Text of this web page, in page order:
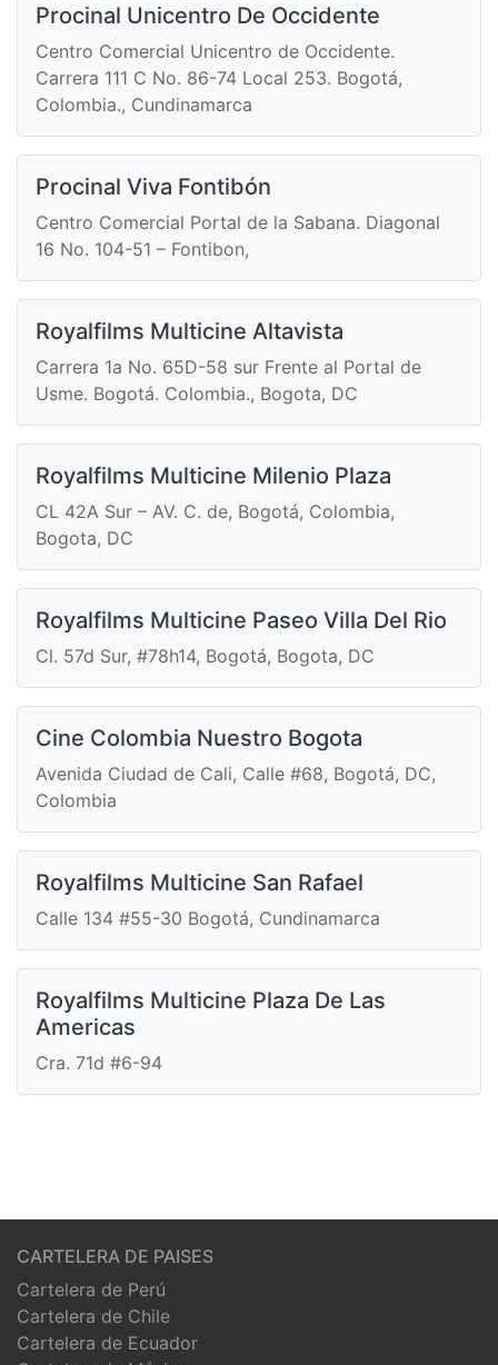
Procinal Unicentro De Occidente
Centro Comercial Unicentro de Occidente.
Carrera 111 C No. 86-74 Local 253. Bogotá,
Colombia., Cundinamarca
Procinal Viva Fontibón
Centro Comercial Portal de la Sabana. Diagonal
16 No. 104-51 – Fontibon,
Royalfilms Multicine Altavista
Carrera 1a No. 65D-58 sur Frente al Portal de
Usme. Bogotá. Colombia., Bogota, DC
Royalfilms Multicine Milenio Plaza
CL 42A Sur – AV. C. de, Bogotá, Colombia,
Bogota, DC
Royalfilms Multicine Paseo Villa Del Rio
Cl. 57d Sur, #78h14, Bogotá, Bogota, DC
Cine Colombia Nuestro Bogota
Avenida Ciudad de Cali, Calle #68, Bogotá, DC,
Colombia
Royalfilms Multicine San Rafael
Calle 134 #55-30 Bogotá, Cundinamarca
Royalfilms Multicine Plaza De Las
Americas
Cra. 71d #6-94
CARTELERA DE PAISES
Cartelera de Perú
Cartelera de Chile
Cartelera de Ecuador